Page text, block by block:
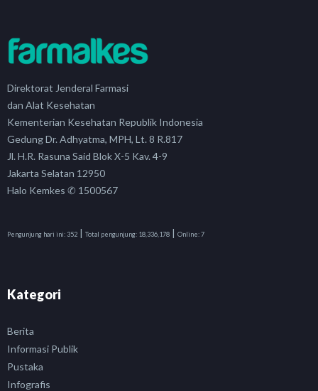
Direktorat Jenderal Farmasi
dan Alat Kesehatan
Kementerian Kesehatan Republik Indonesia
Gedung Dr. Adhyatma, MPH, Lt. 8 R.817
Jl. H.R. Rasuna Said Blok X-5 Kav. 4-9
Jakarta Selatan 12950
Halo Kemkes ✆ 1500567
Pengunjung hari ini: 352 | Total pengunjung: 18,336,178 | Online:7
Kategori
Berita
Informasi Publik
Pustaka
Infografis